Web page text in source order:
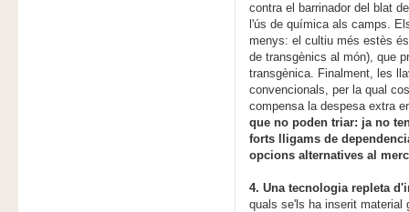
contra el barrinador del blat
l'ús de química als camps.
menys: el cultiu més estès
de transgènics al món), que
transgènica. Finalment, les
convencionals, per la qual
compensa la despesa extra
que no poden triar: ja no
forts lligams de
opcions alternatives al
4. Una tecnologia repleta
quals se'ls ha inserit material